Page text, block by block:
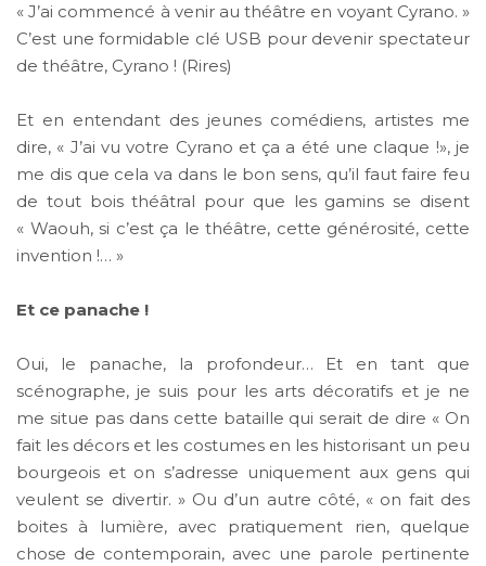
« J’ai commencé à venir au théâtre en voyant Cyrano. »
C’est une formidable clé USB pour devenir spectateur
de théâtre, Cyrano ! (Rires)
Et en entendant des jeunes comédiens, artistes me
dire, « J’ai vu votre Cyrano et ça a été une claque !», je
me dis que cela va dans le bon sens, qu’il faut faire feu
de tout bois théâtral pour que les gamins se disent
« Waouh, si c’est ça le théâtre, cette générosité, cette
invention !… »
Et ce panache !
Oui, le panache, la profondeur… Et en tant que
scénographe, je suis pour les arts décoratifs et je ne
me situe pas dans cette bataille qui serait de dire « On
fait les décors et les costumes en les historisant un peu
bourgeois et on s’adresse uniquement aux gens qui
veulent se divertir. » Ou d’un autre côté, « on fait des
boites à lumière, avec pratiquement rien, quelque
chose de contemporain, avec une parole pertinente